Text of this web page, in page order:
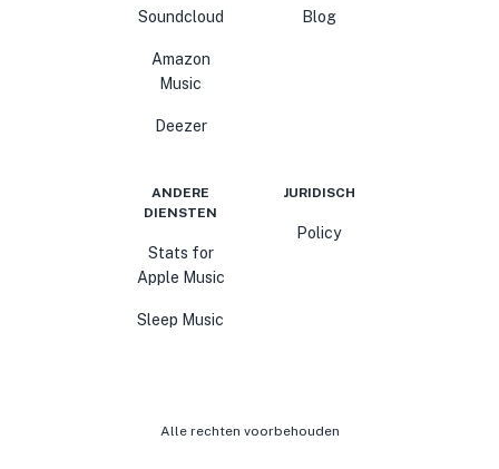
Soundcloud
Amazon
Music
Deezer
Blog
ANDERE
DIENSTEN
Stats for
Apple Music
Sleep Music
JURIDISCH
Policy
Alle rechten voorbehouden